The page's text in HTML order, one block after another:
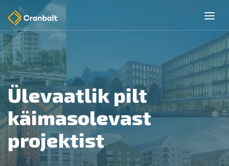
Ülevaatlik pilt
käimasolevast
projektist